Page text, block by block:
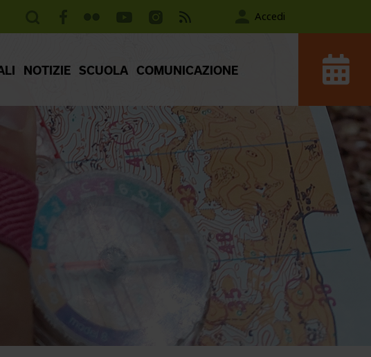
Accedi
NOTIZIE SCUOLA COMUNICAZIONE